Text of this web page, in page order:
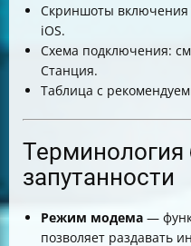
Скриншоты включения
iOS.
Схема подключения:
Станция.
Таблица с
Терминология
запутанности
Режим модема —
позволяет раздавать